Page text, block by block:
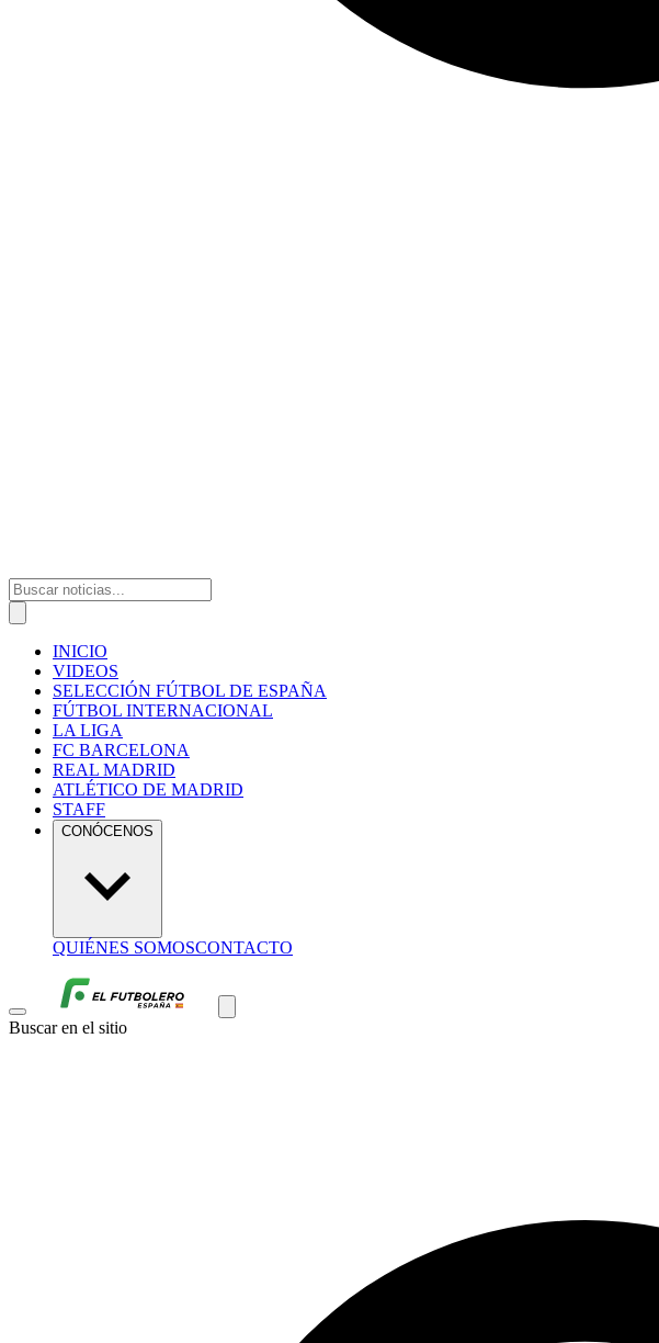
INICIO
VIDEOS
SELECCIÓN FÚTBOL DE ESPAÑA
FÚTBOL INTERNACIONAL
LA LIGA
FC BARCELONA
REAL MADRID
ATLÉTICO DE MADRID
STAFF
CONÓCENOS
QUIÉNES SOMOSCONTACTO
Buscar en el sitio